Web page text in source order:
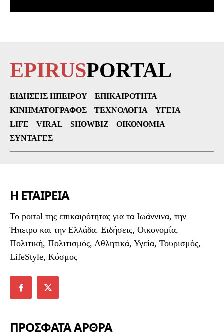
EPIRUSPORTAL
ΕΙΔΉΣΕΙΣ ΗΠΕΊΡΟΥ
ΕΠΙΚΑΙΡΌΤΗΤΑ
ΚΙΝΗΜΑΤΟΓΡΆΦΟΣ
ΤΕΧΝΟΛΟΓΊΑ
ΥΓΕΊΑ
LIFE
VIRAL SHOWBIZ
ΟΙΚΟΝΟΜΊΑ
ΣΥΝΤΑΓΈΣ
Η ΕΤΑΙΡΕΙΑ
To portal της επικαιρότητας για τα Ιωάννινα, την
Ήπειρο και την Ελλάδα. Ειδήσεις, Οικονομία,
Πολιτική, Πολιτισμός, Αθλητικά, Υγεία, Τουρισμός,
LifeStyle, Κόσμος
ΠΡΟΣΦΑΤΑ ΑΡΘΡΑ